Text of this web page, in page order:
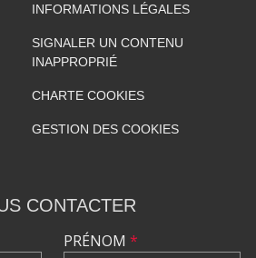
INFORMATIONS LÉGALES
SIGNALER UN CONTENU
INAPPROPRIÉ
CHARTE COOKIES
GESTION DES COOKIES
CONTACTER
PRÉNOM *